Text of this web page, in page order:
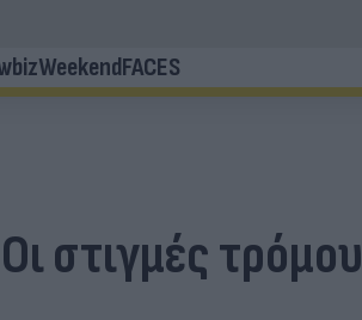
WeekendFACES
στιγμές τρόμου